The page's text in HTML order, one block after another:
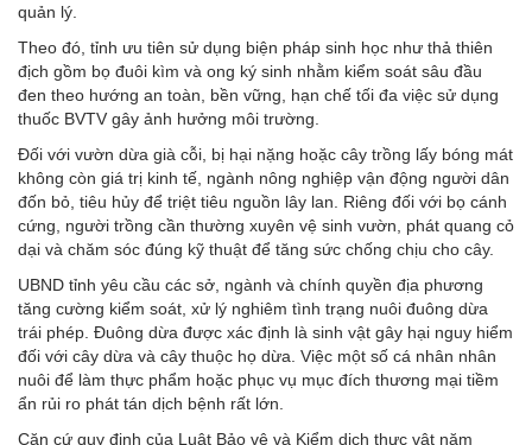
quản lý.
Theo đó, tỉnh ưu tiên sử dụng biện pháp sinh học như thả thiên
địch gồm bọ đuôi kìm và ong ký sinh nhằm kiểm soát sâu đầu
đen theo hướng an toàn, bền vững, hạn chế tối đa việc sử dụng
thuốc BVTV gây ảnh hưởng môi trường.
Đối với vườn dừa già cỗi, bị hại nặng hoặc cây trồng lấy bóng mát
không còn giá trị kinh tế, ngành nông nghiệp vận động người dân
đốn bỏ, tiêu hủy để triệt tiêu nguồn lây lan. Riêng đối với bọ cánh
cứng, người trồng cần thường xuyên vệ sinh vườn, phát quang cỏ
dại và chăm sóc đúng kỹ thuật để tăng sức chống chịu cho cây.
UBND tỉnh yêu cầu các sở, ngành và chính quyền địa phương
tăng cường kiểm soát, xử lý nghiêm tình trạng nuôi đuông dừa
trái phép. Đuông dừa được xác định là sinh vật gây hại nguy hiểm
đối với cây dừa và cây thuộc họ dừa. Việc một số cá nhân nhân
nuôi để làm thực phẩm hoặc phục vụ mục đích thương mại tiềm
ẩn rủi ro phát tán dịch bệnh rất lớn.
Căn cứ quy định của Luật Bảo vệ và Kiểm dịch thực vật năm